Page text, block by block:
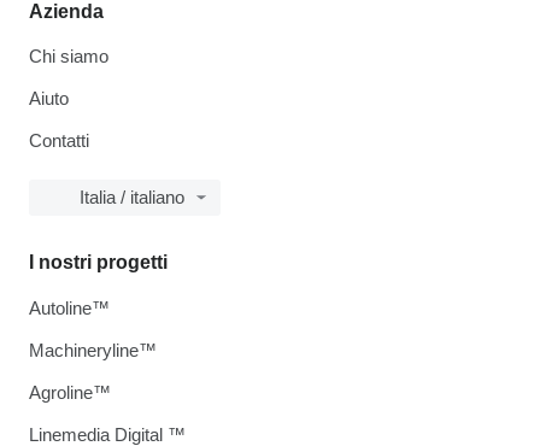
Azienda
Chi siamo
Aiuto
Contatti
Italia / italiano
I nostri progetti
Autoline™
Machineryline™
Agroline™
Linemedia Digital ™